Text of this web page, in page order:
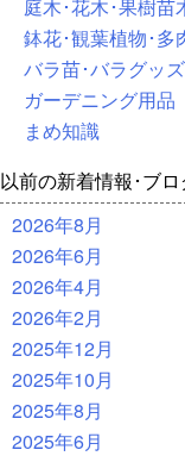
庭木･花木･果樹苗
鉢花･観葉植物･多
バラ苗･バラグッズ
ガーデニング用品
まめ知識
以前の新着情報･ブ
2026年8月
2026年6月
2026年4月
2026年2月
2025年12月
2025年10月
2025年8月
2025年6月